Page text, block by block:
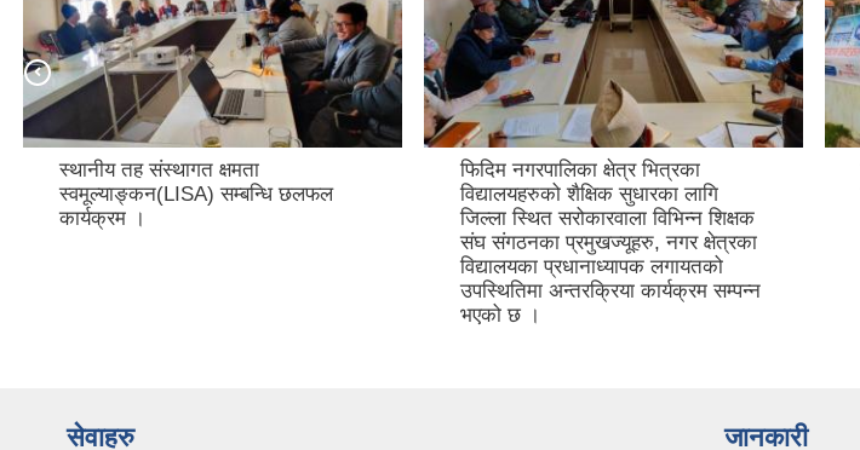
स्थानीय तह संस्थागत क्षमता
स्वमूल्याङ्कन(LISA) सम्बन्धि छलफल
कार्यक्रम ।
फिदिम नगरपालिका क्षेत्र भित्रका
विद्यालयहरुको शैक्षिक सुधारका लागि
जिल्ला स्थित सरोकारवाला विभिन्न शिक्षक
संघ संगठनका प्रमुखज्यूहरु, नगर क्षेत्रका
विद्यालयका प्रधानाध्यापक लगायतको
उपस्थितिमा अन्तरक्रिया कार्यक्रम सम्पन्न
भएको छ ।
सेवाहरु जानकारी